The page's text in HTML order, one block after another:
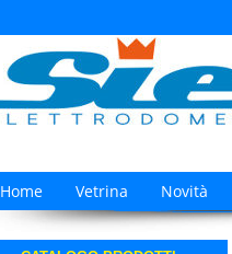
Home Vetrina Novità